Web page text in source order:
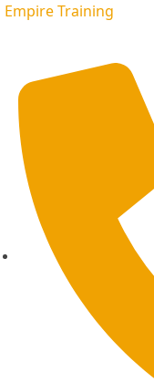
Empire Training